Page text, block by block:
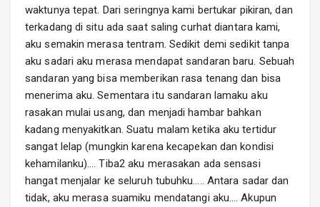
waktunya tepat. Dari seringnya kami bertukar pikiran, dan
terkadang di situ ada saat saling curhat diantara kami,
aku semakin merasa tentram. Sedikit demi sedikit tanpa
aku sadari aku merasa mendapat sandaran baru. Sebuah
sandaran yang bisa memberikan rasa tenang dan bisa
menerima aku. Sementara itu sandaran lamaku aku
rasakan mulai usang, dan menjadi hambar bahkan
kadang menyakitkan. Suatu malam ketika aku tertidur
sangat lelap (mungkin karena kecapekan dan kondisi
kehamilanku)…. Tiba2 aku merasakan ada sensasi
hangat menjalar ke seluruh tubuhku….. Antara sadar dan
tidak, aku merasa suamiku mendatangi aku…. Akupun